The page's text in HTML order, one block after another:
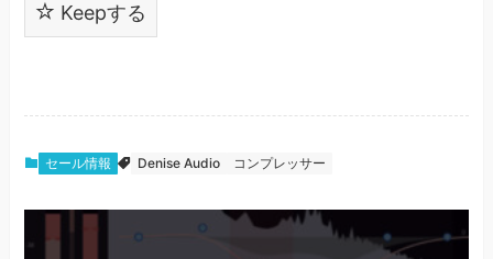
Keepする
セール情報 Denise Audio コンプレッサー